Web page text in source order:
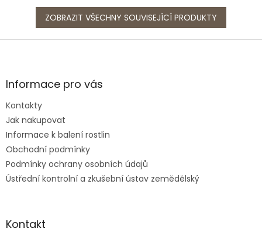
ZOBRAZIT VŠECHNY SOUVISEJÍCÍ PRODUKTY
Z
aInformace pro vás
Kontakty
Jak nakupovat
Informace k balení rostlin
Obchodní podmínky
Podmínky ochrany osobních údajů
Ústřední kontrolní a zkušební ústav zemědělský
Kontakt